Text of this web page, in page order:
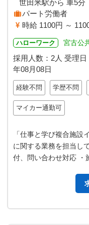
世田米駅から 車5分
パート労働者
時給 1100円 ～
ハローワーク 宮古公
採用人数：2人 受理日
年08月08日
経験不問 学歴不問
マイカー通勤可
「仕事と学び複合施設
に関する業務を担当し
付、問い合わせ対応 ・